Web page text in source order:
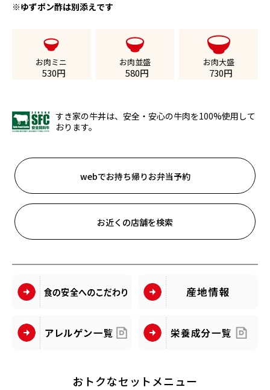
※ゆずポン酢は別添えです
お肉ミニ
530円
お肉並盛
580円
お肉大盛
730円
すき家の牛丼は、安全・安心の牛肉を100%使用して
おります。
webでお持ち帰りお弁当予約
お近くの店舗を検索
おトクなセットメニュー